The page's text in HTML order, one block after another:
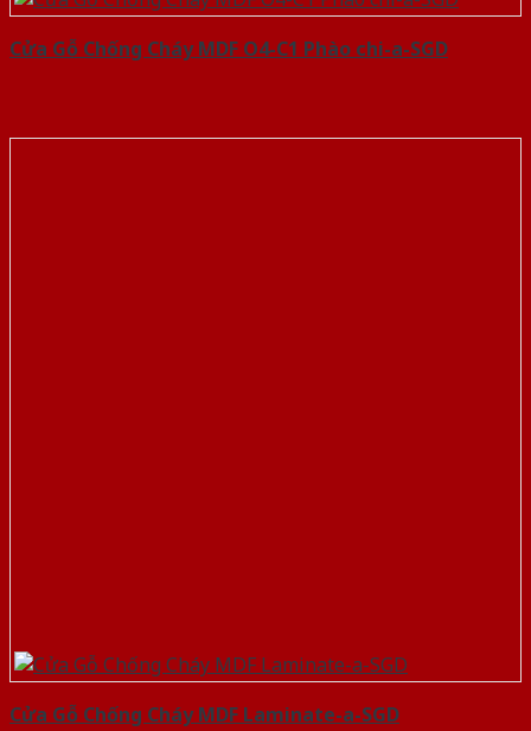
Cửa Gỗ Chống Cháy MDF O4-C1 Phào chi-a-SGD
Cửa Gỗ Chống Cháy MDF Laminate-a-SGD